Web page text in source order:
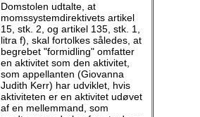
Domstolen udtalte, at
momssystemdirektivets artikel
15, stk. 2, og artikel 135, stk. 1,
litra f), skal fortolkes således, at
begrebet "formidling" omfatter
en aktivitet som den aktivitet,
som appellanten (Giovanna
Judith Kerr) har udviklet, hvis
aktiviteten er en aktivitet udøvet
af en mellemmand, som